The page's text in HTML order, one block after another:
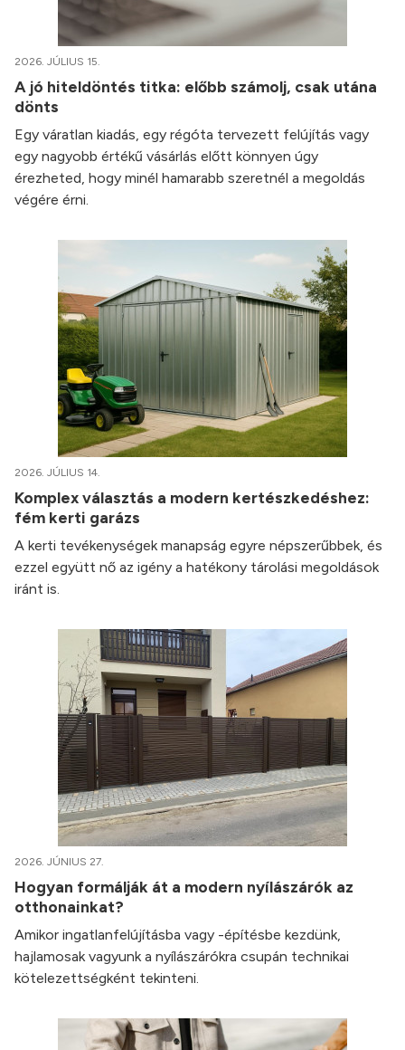
2026. JÚLIUS 15.
A jó hiteldöntés titka: előbb számolj, csak utána
dönts
Egy váratlan kiadás, egy régóta tervezett felújítás vagy
egy nagyobb értékű vásárlás előtt könnyen úgy
érezheted, hogy minél hamarabb szeretnél a megoldás
végére érni.
2026. JÚLIUS 14.
Komplex választás a modern kertészkedéshez:
fém kerti garázs
A kerti tevékenységek manapság egyre népszerűbbek, és
ezzel együtt nő az igény a hatékony tárolási megoldások
iránt is.
2026. JÚNIUS 27.
Hogyan formálják át a modern nyílászárók az
otthonainkat?
Amikor ingatlanfelújításba vagy -építésbe kezdünk,
hajlamosak vagyunk a nyílászárókra csupán technikai
kötelezettségként tekinteni.